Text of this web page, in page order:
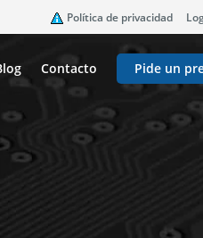
Política de privacidad
Contacto Pide un